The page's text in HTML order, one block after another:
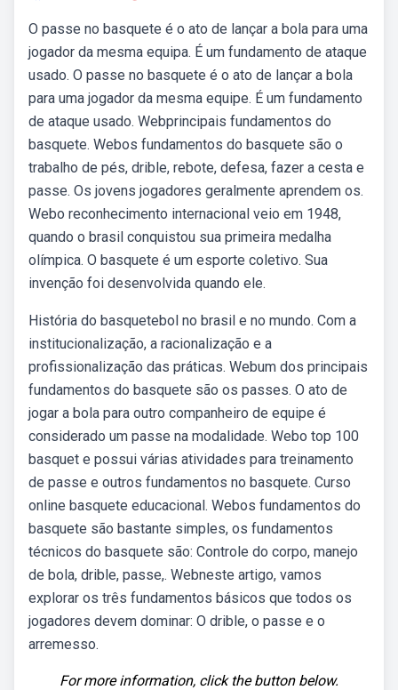
O passe no basquete é o ato de lançar a bola para uma
jogador da mesma equipa. É um fundamento de ataque
usado. O passe no basquete é o ato de lançar a bola
para uma jogador da mesma equipe. É um fundamento
de ataque usado. Webprincipais fundamentos do
basquete. Webos fundamentos do basquete são o
trabalho de pés, drible, rebote, defesa, fazer a cesta e
passe. Os jovens jogadores geralmente aprendem os.
Webo reconhecimento internacional veio em 1948,
quando o brasil conquistou sua primeira medalha
olímpica. O basquete é um esporte coletivo. Sua
invenção foi desenvolvida quando ele.
História do basquetebol no brasil e no mundo. Com a
institucionalização, a racionalização e a
profissionalização das práticas. Webum dos principais
fundamentos do basquete são os passes. O ato de
jogar a bola para outro companheiro de equipe é
considerado um passe na modalidade. Webo top 100
basquet e possui várias atividades para treinamento
de passe e outros fundamentos no basquete. Curso
online basquete educacional. Webos fundamentos do
basquete são bastante simples, os fundamentos
técnicos do basquete são: Controle do corpo, manejo
de bola, drible, passe,. Webneste artigo, vamos
explorar os três fundamentos básicos que todos os
jogadores devem dominar: O drible, o passe e o
arremesso.
For more information, click the button below.